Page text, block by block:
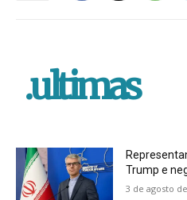
.ultimas
Trump e
3 de agosto